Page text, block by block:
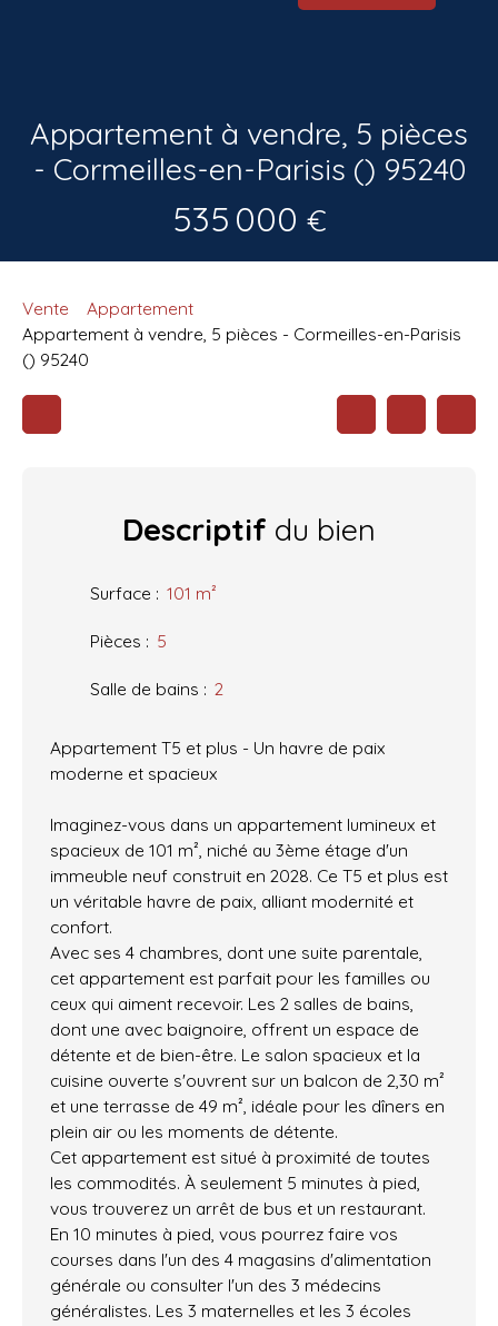
Appartement à vendre, 5 pièces
- Cormeilles-en-Parisis () 95240
535 000 €
Vente
Appartement
Appartement à vendre, 5 pièces - Cormeilles-en-Parisis
() 95240
Descriptif du bien
Surface : 101 m²
Pièces : 5
Salle de bains : 2
Appartement T5 et plus - Un havre de paix
moderne et spacieux
Imaginez-vous dans un appartement lumineux et
spacieux de 101 m², niché au 3ème étage d'un
immeuble neuf construit en 2028. Ce T5 et plus est
un véritable havre de paix, alliant modernité et
confort.
Avec ses 4 chambres, dont une suite parentale,
cet appartement est parfait pour les familles ou
ceux qui aiment recevoir. Les 2 salles de bains,
dont une avec baignoire, offrent un espace de
détente et de bien-être. Le salon spacieux et la
cuisine ouverte s'ouvrent sur un balcon de 2,30 m²
et une terrasse de 49 m², idéale pour les dîners en
plein air ou les moments de détente.
Cet appartement est situé à proximité de toutes
les commodités. À seulement 5 minutes à pied,
vous trouverez un arrêt de bus et un restaurant.
En 10 minutes à pied, vous pourrez faire vos
courses dans l'un des 4 magasins d'alimentation
générale ou consulter l'un des 3 médecins
généralistes. Les 3 maternelles et les 3 écoles